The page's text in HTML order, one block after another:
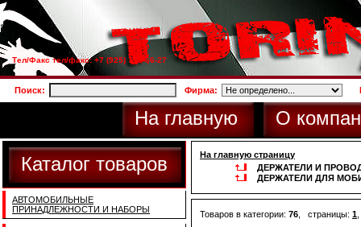
Тел/Факс тел/факс: +7 (925) 733-66-27
Поиск: Фирма:
На главную О
Каталог товаров
АВТОМОБИЛЬНЫЕ
ПРИНАДЛЕЖНОСТИ И НАБОРЫ
На главную страницу
ДЕРЖАТЕЛИ И
ДЕРЖАТЕЛИ ДЛЯ
Товаров в категории: 76 , страницы: 1